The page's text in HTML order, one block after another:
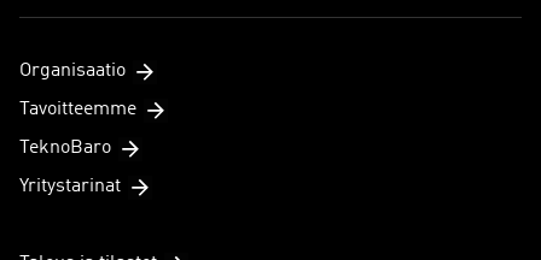
Organisaatio
Tavoitteemme
TeknoBaro
Yritystarinat